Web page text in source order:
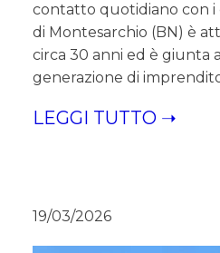
contatto quotidiano con i
di Montesarchio (BN) è
circa 30 anni ed è giunta
generazione di
LEGGI TUTTO ➝
19/03/2026